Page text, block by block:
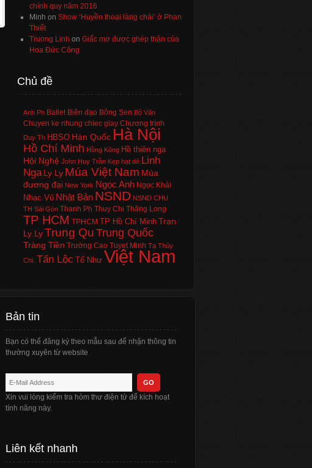
chính quy năm 2016
Minh on Show ‘Huyền thoại làng chài’ ở Phan
Thiết
Truong Linh on Giấc mơ được ghép thận của
Hoa Đức Công
Chủ đề
Anh Ph Ballet Biên đạo Bông Sen Bộ Văn
Chuyen ke nhung chiec giay Chương trình
Duy Th HBSO Hàn Quốc Hà Nội
Hồ Chí Minh Hồng Kông Hồ thiên nga
Hội Nghệ John Huy Trần Kẹp hạt dẻ Linh
Nga Ly Ly Múa Việt Nam Múa
đương đại New York Ngọc Anh Ngọc Khải
Nhạc Vũ Nhật Bản NSND NSND CHU
TH Sài Gòn Thanh Ph Thuy Chi Thăng Long
TP HCM TPHCM TP Hồ Chí Minh Tran
Ly LyTrung Qu Trung Quốc
Tràng Tiền Trường Cao Tuyet Minh Tạ Thùy
Chi. Tấn Lộc Tố Như Việt Nam
Bản tin
Bạn có thể đăng ký theo mẫu sau để nhận thông tin
thường xuyên từ website
Xin vui lòng kiểm tra hòm thư điện tử để kích hoạt
tính năng này.
Liên kết nhanh